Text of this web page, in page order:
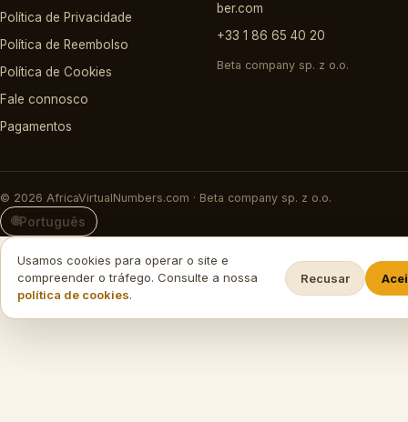
Política de Privacidade
Política de Reembolso
Política de Cookies
Fale connosco
Pagamentos
ber.com
+33 1 86 65 40 20
Beta company sp. z o.o.
© 2026 AfricaVirtualNumbers.com · Beta company sp. z o.o.
🌐Português
Usamos cookies para operar o site e
compreender o tráfego. Consulte a nossa
política de cookies.
Recusar